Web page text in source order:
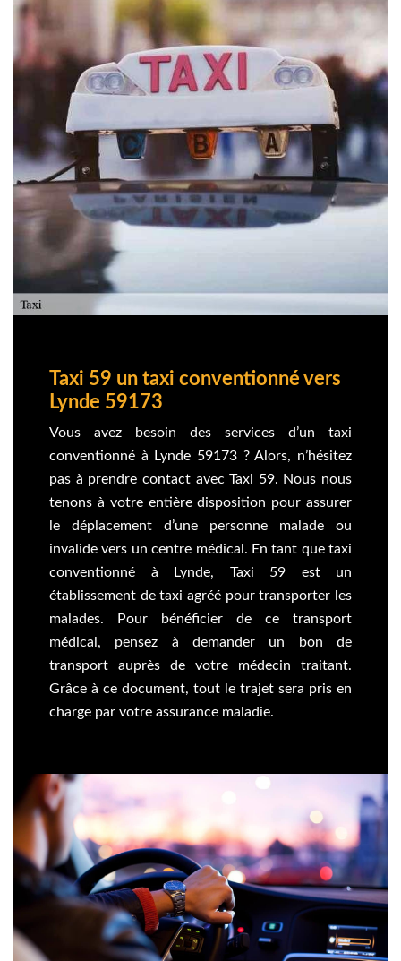
Taxi 59 un taxi conventionné vers
Lynde 59173
Vous avez besoin des services d’un taxi
conventionné à Lynde 59173 ? Alors, n’hésitez
pas à prendre contact avec Taxi 59. Nous nous
tenons à votre entière disposition pour assurer
le déplacement d’une personne malade ou
invalide vers un centre médical. En tant que taxi
conventionné à Lynde, Taxi 59 est un
établissement de taxi agréé pour transporter les
malades. Pour bénéficier de ce transport
médical, pensez à demander un bon de
transport auprès de votre médecin traitant.
Grâce à ce document, tout le trajet sera pris en
charge par votre assurance maladie.